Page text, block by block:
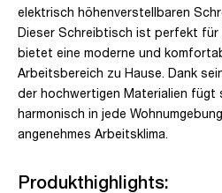
elektrisch höhenverstellbaren
Dieser Schreibtisch ist perfekt für
bietet eine moderne und
Arbeitsbereich zu Hause. Dank
der hochwertigen Materialien fügt
harmonisch in jede
angenehmes Arbeitsklima.
Produkthighlights: